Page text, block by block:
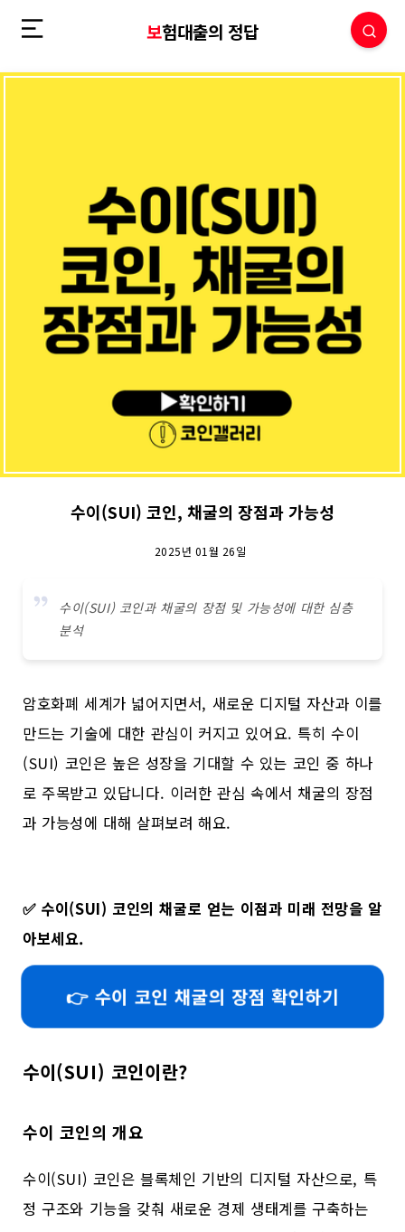
보험대출의 정답
수이(SUI) 코인, 채굴의 장점과 가능성
2025년 01월 26일
수이(SUI) 코인과 채굴의 장점 및 가능성에 대한 심층
분석
암호화폐 세계가 넓어지면서, 새로운 디지털 자산과 이를
만드는 기술에 대한 관심이 커지고 있어요. 특히 수이
(SUI) 코인은 높은 성장을 기대할 수 있는 코인 중 하나
로 주목받고 있답니다. 이러한 관심 속에서 채굴의 장점
과 가능성에 대해 살펴보려 해요.
✅ 수이(SUI) 코인의 채굴로 얻는 이점과 미래 전망을 알
아보세요.
👉 수이 코인 채굴의 장점 확인하기
수이(SUI) 코인이란?
수이 코인의 개요
수이(SUI) 코인은 블록체인 기반의 디지털 자산으로, 특
정 구조와 기능을 갖춰 새로운 경제 생태계를 구축하는